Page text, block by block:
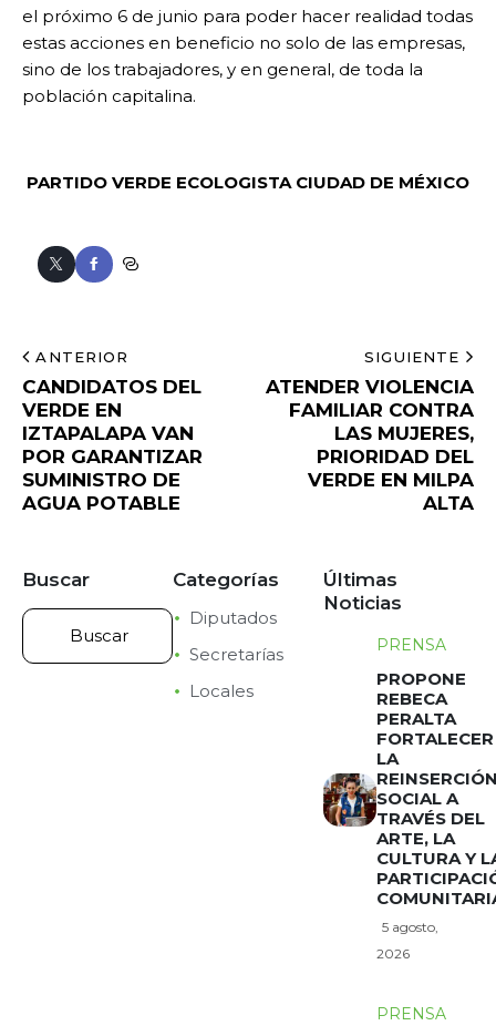
el próximo 6 de junio para poder hacer realidad todas
estas acciones en beneficio no solo de las empresas,
sino de los trabajadores, y en general, de toda la
población capitalina.
PARTIDO VERDE ECOLOGISTA CIUDAD DE MÉXICO
ANTERIOR
CANDIDATOS DEL
VERDE EN
IZTAPALAPA VAN
POR GARANTIZAR
SUMINISTRO DE
AGUA POTABLE
SIGUIENTE
ATENDER VIOLENCIA
FAMILIAR CONTRA
LAS MUJERES,
PRIORIDAD DEL
VERDE EN MILPA
ALTA
Buscar Categorías
Diputados
Secretarías
Locales
Últimas
Noticias
PRENSA
PROPONE
REBECA
PERALTA
FORTALECER
LA
SOCIAL A
TRAVÉS DEL
ARTE, LA
CULTURA Y
5 agosto,
2026
PRENSA